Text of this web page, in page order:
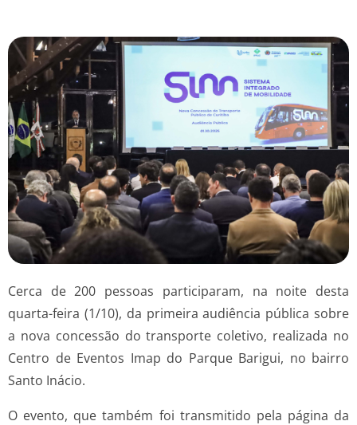
Cerca de 200 pessoas participaram, na noite desta
quarta-feira (1/10), da primeira audiência pública sobre
a nova concessão do transporte coletivo, realizada no
Centro de Eventos Imap do Parque Barigui, no bairro
Santo Inácio.
O evento, que também foi transmitido pela página da